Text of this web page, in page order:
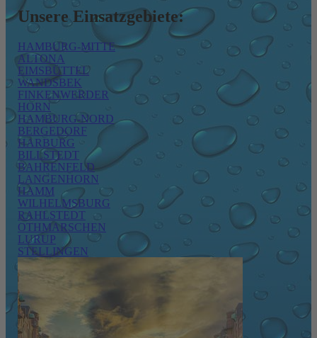
Unsere Einsatzgebiete:
HAMBURG-MITTE
ALTONA
EIMSBÜTTEL
WANDSBEK
FINKENWERDER
HORN
HAMBURG-NORD
BERGEDORF
HARBURG
BILLSTEDT
BAHRENFELD
LANGENHORN
HAMM
WILHELMSBURG
RAHLSTEDT
OTHMARSCHEN
LURUP
STELLINGEN